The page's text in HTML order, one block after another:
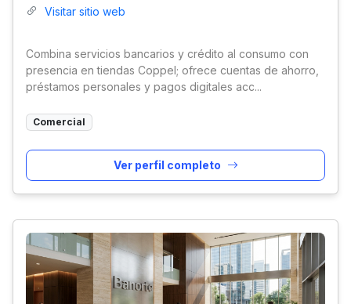
Visitar sitio web
Combina servicios bancarios y crédito al consumo con
presencia en tiendas Coppel; ofrece cuentas de ahorro,
préstamos personales y pagos digitales acc...
Comercial
Ver perfil completo